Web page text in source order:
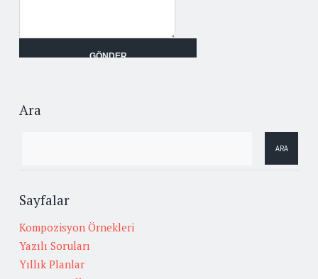
Ara
Sayfalar
Kompozisyon Örnekleri
Yazılı Soruları
Yıllık Planlar